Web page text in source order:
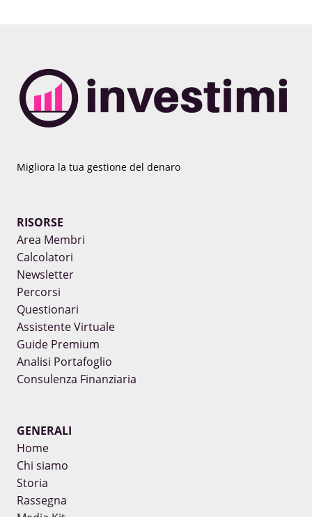
Migliora la tua gestione del denaro
RISORSE
Area Membri
Calcolatori
Newsletter
Percorsi
Questionari
Assistente Virtuale
Guide Premium
Analisi Portafoglio
Consulenza Finanziaria
GENERALI
Home
Chi siamo
Storia
Rassegna